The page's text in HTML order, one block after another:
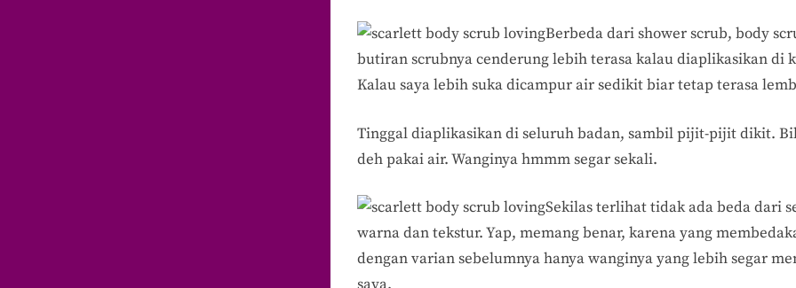
Berbeda dari shower scrub, body
butiran scrubnya cenderung lebih terasa kalau diaplikasikan di
Kalau saya lebih suka dicampur air sedikit biar tetap terasa
Tinggal diaplikasikan di seluruh badan, sambil pijit-pijit dikit.
deh pakai air. Wanginya hmmm segar sekali.
Sekilas terlihat tidak ada beda dari
warna dan tekstur. Yap, memang benar, karena yang
dengan varian sebelumnya hanya wanginya yang lebih segar